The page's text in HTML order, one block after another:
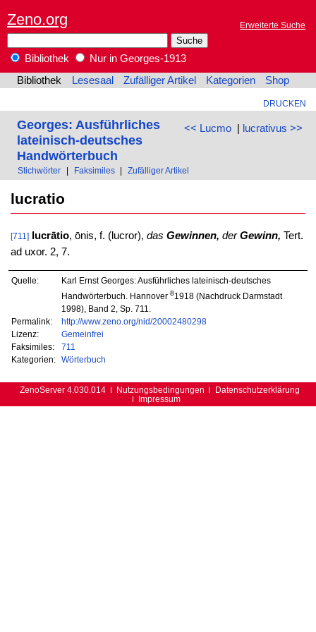
Zeno.org Erweiterte Suche
Bibliothek
Nur in Georges-1913
Bibliothek
Lesesaal Zufälliger Artikel Kategorien Shop
DRUCKEN
<< Lucmo| lucrativus >>
Georges: Ausführliches
lateinisch-deutsches
Handwörterbuch
Stichwörter Faksimiles Zufälliger Artikel
lucratio
[711] lucrātio, ōnis, f. (lucror), das Gewinnen, der Gewinn, Tert.
ad uxor. 2, 7.
Quelle:
Karl Ernst Georges: Ausführliches lateinisch-deutsches
Handwörterbuch. Hannover 81918 (Nachdruck Darmstadt
1998), Band 2, Sp. 711.
Permalink:
http://www.zeno.org/nid/20002480298
Lizenz:
Gemeinfrei
Faksimiles:
711
Kategorien:
Wörterbuch
ZenoServer 4.030.014 Nutzungsbedingungen
Datenschutzerklärung
Impressum